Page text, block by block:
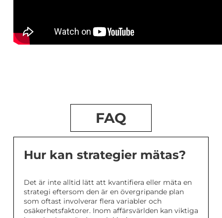
FAQ
Hur kan strategier mätas?
Det är inte alltid lätt att kvantifiera eller mäta en
strategi eftersom den är en övergripande plan
som oftast involverar flera variabler och
osäkerhetsfaktorer. Inom affärsvärlden kan viktiga